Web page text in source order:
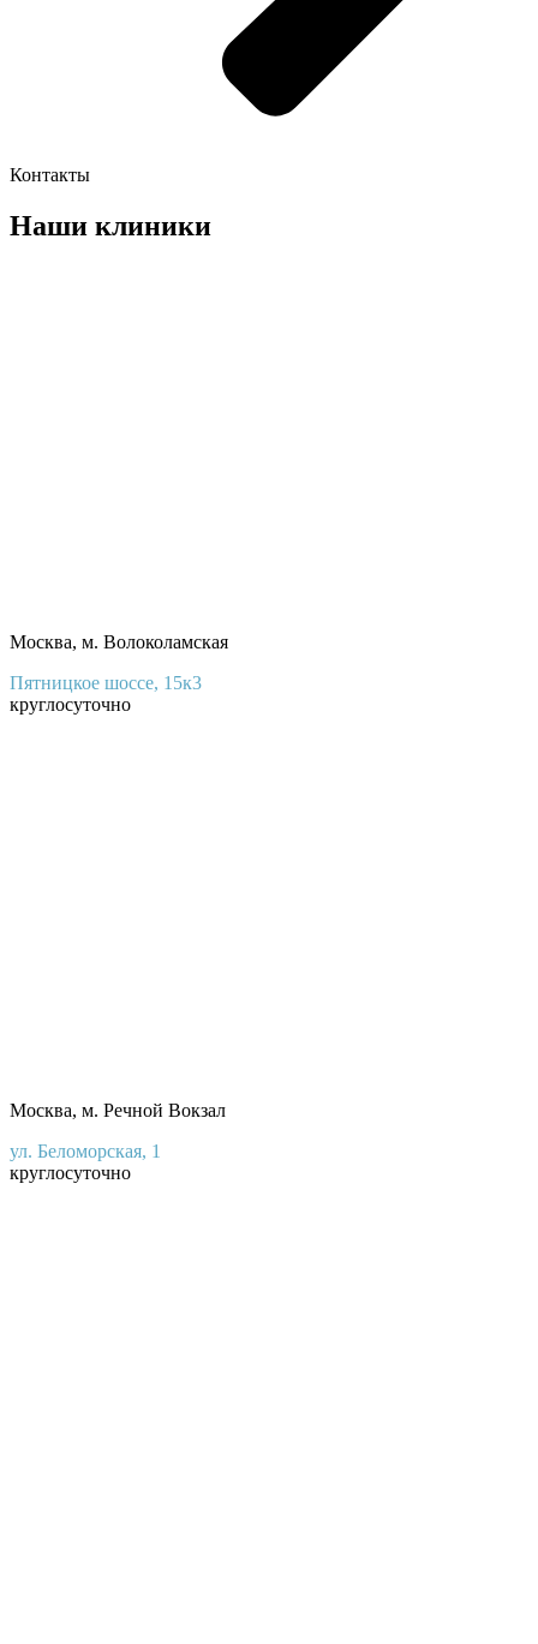
Контакты
Наши клиники
Москва, м. Волоколамская
Пятницкое шоссе, 15к3
круглосуточно
Москва, м. Речной Вокзал
ул. Беломорская, 1
круглосуточно